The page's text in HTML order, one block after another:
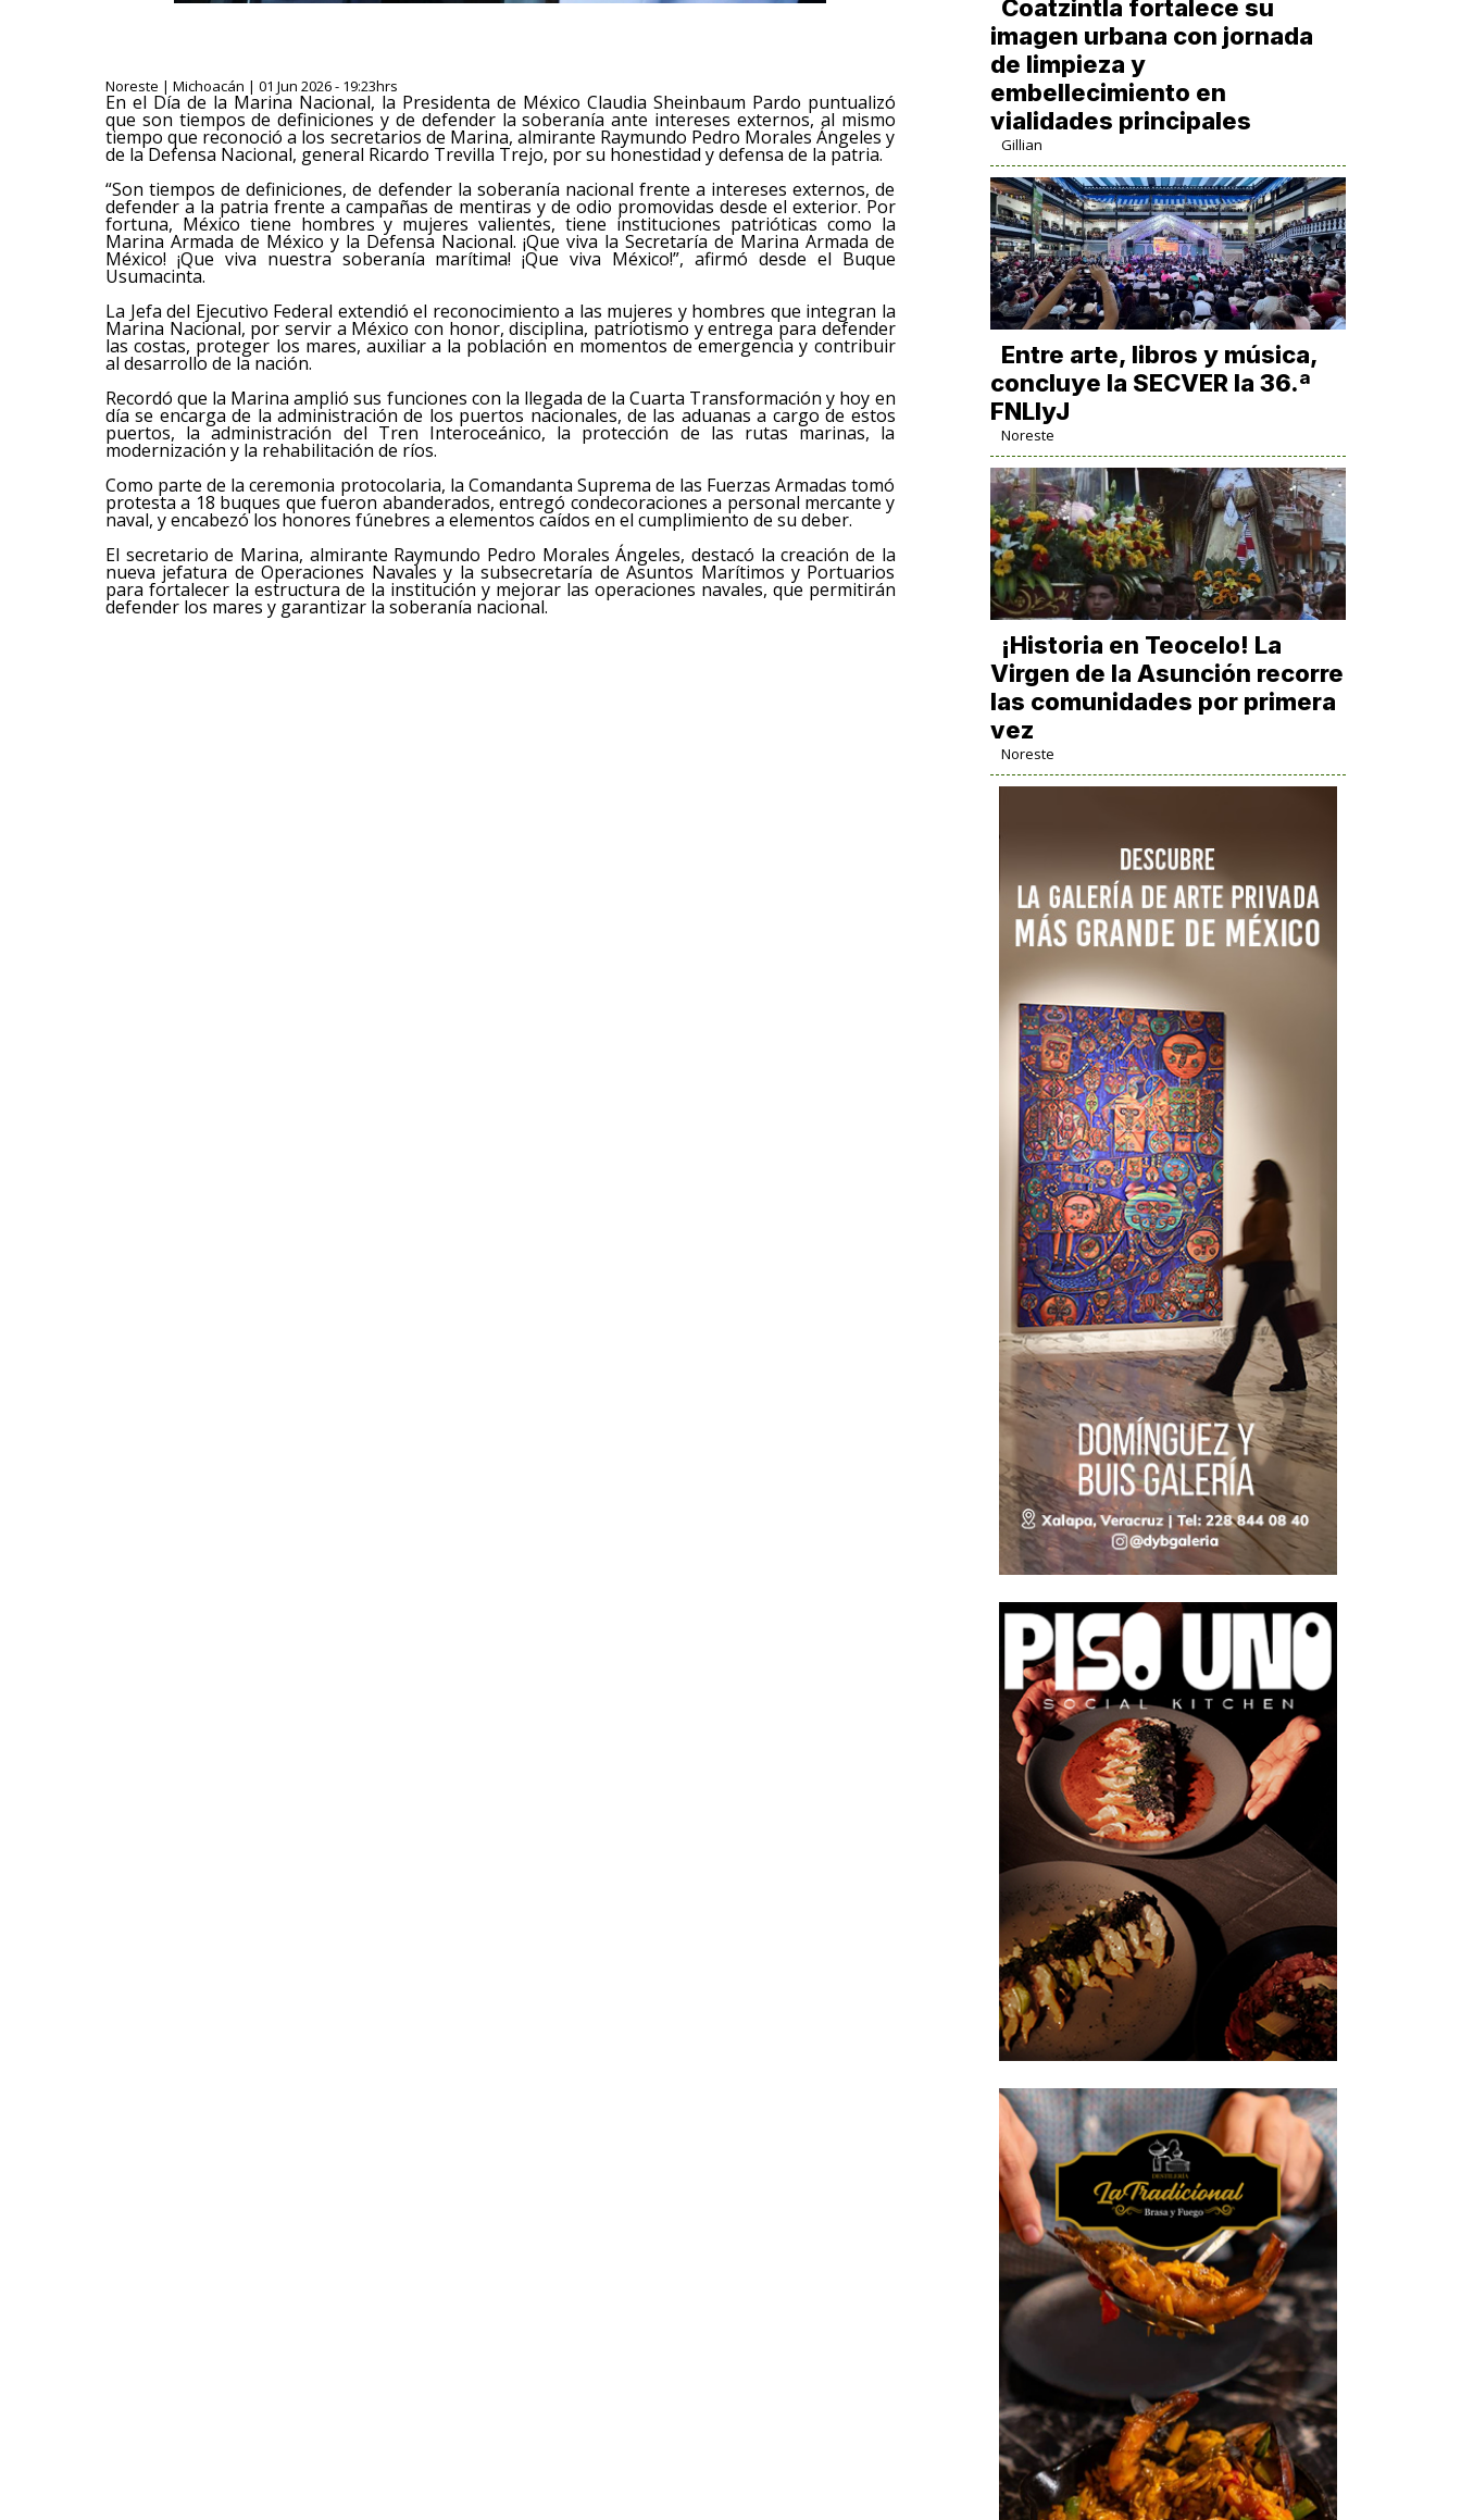
Noreste | Michoacán | 01 Jun 2026 - 19:23hrs
En el Día de la Marina Nacional, la Presidenta de México Claudia Sheinbaum Pardo puntualizó
que son tiempos de definiciones y de defender la soberanía ante intereses externos, al mismo
tiempo que reconoció a los secretarios de Marina, almirante Raymundo Pedro Morales Ángeles y
de la Defensa Nacional, general Ricardo Trevilla Trejo, por su honestidad y defensa de la patria.
“Son tiempos de definiciones, de defender la soberanía nacional frente a intereses externos, de
defender a la patria frente a campañas de mentiras y de odio promovidas desde el exterior. Por
fortuna, México tiene hombres y mujeres valientes, tiene instituciones patrióticas como la
Marina Armada de México y la Defensa Nacional. ¡Que viva la Secretaría de Marina Armada de
México! ¡Que viva nuestra soberanía marítima! ¡Que viva México!”, afirmó desde el Buque
Usumacinta.
La Jefa del Ejecutivo Federal extendió el reconocimiento a las mujeres y hombres que integran la
Marina Nacional, por servir a México con honor, disciplina, patriotismo y entrega para defender
las costas, proteger los mares, auxiliar a la población en momentos de emergencia y contribuir
al desarrollo de la nación.
Recordó que la Marina amplió sus funciones con la llegada de la Cuarta Transformación y hoy en
día se encarga de la administración de los puertos nacionales, de las aduanas a cargo de estos
puertos, la administración del Tren Interoceánico, la protección de las rutas marinas, la
modernización y la rehabilitación de ríos.
Como parte de la ceremonia protocolaria, la Comandanta Suprema de las Fuerzas Armadas tomó
protesta a 18 buques que fueron abanderados, entregó condecoraciones a personal mercante y
naval, y encabezó los honores fúnebres a elementos caídos en el cumplimiento de su deber.
El secretario de Marina, almirante Raymundo Pedro Morales Ángeles, destacó la creación de la
nueva jefatura de Operaciones Navales y la subsecretaría de Asuntos Marítimos y Portuarios
para fortalecer la estructura de la institución y mejorar las operaciones navales, que permitirán
defender los mares y garantizar la soberanía nacional.
Coatzintla fortalece su
imagen urbana con jornada
de limpieza y
embellecimiento en
vialidades principales
Gillian
Entre arte, libros y música,
concluye la SECVER la 36.ª
FNLIyJ
Noreste
​¡Historia en Teocelo! La
Virgen de la Asunción recorre
las comunidades por primera
vez
Noreste